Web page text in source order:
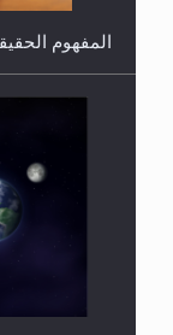
المفهوم